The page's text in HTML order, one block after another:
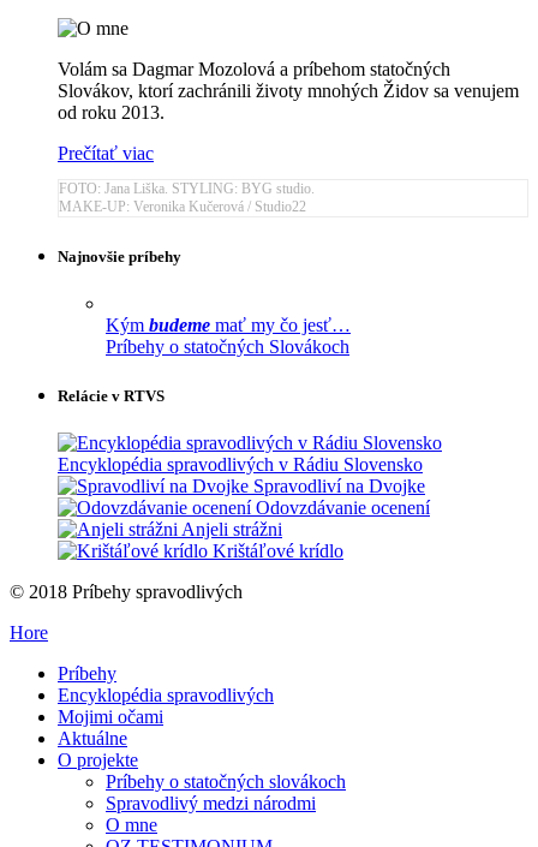
Volám sa Dagmar Mozolová a príbehom statočných
Slovákov, ktorí zachránili životy mnohých Židov sa venujem
od roku 2013.
Prečítať viac
FOTO: Jana Liška. STYLING: BYG studio.
MAKE-UP: Veronika Kučerová / Studio22
Najnovšie príbehy
Kým budeme mať my čo jesť…
Príbehy o statočných Slovákoch
Relácie v RTVS
Encyklopédia spravodlivých v Rádiu Slovensko
Spravodliví na Dvojke
Odovzdávanie ocenení
Anjeli strážni
Krištáľové krídlo
© 2018 Príbehy spravodlivých
Hore
Príbehy
Encyklopédia spravodlivých
Mojimi očami
Aktuálne
O projekte
Príbehy o statočných slovákoch
Spravodlivý medzi národmi
O mne